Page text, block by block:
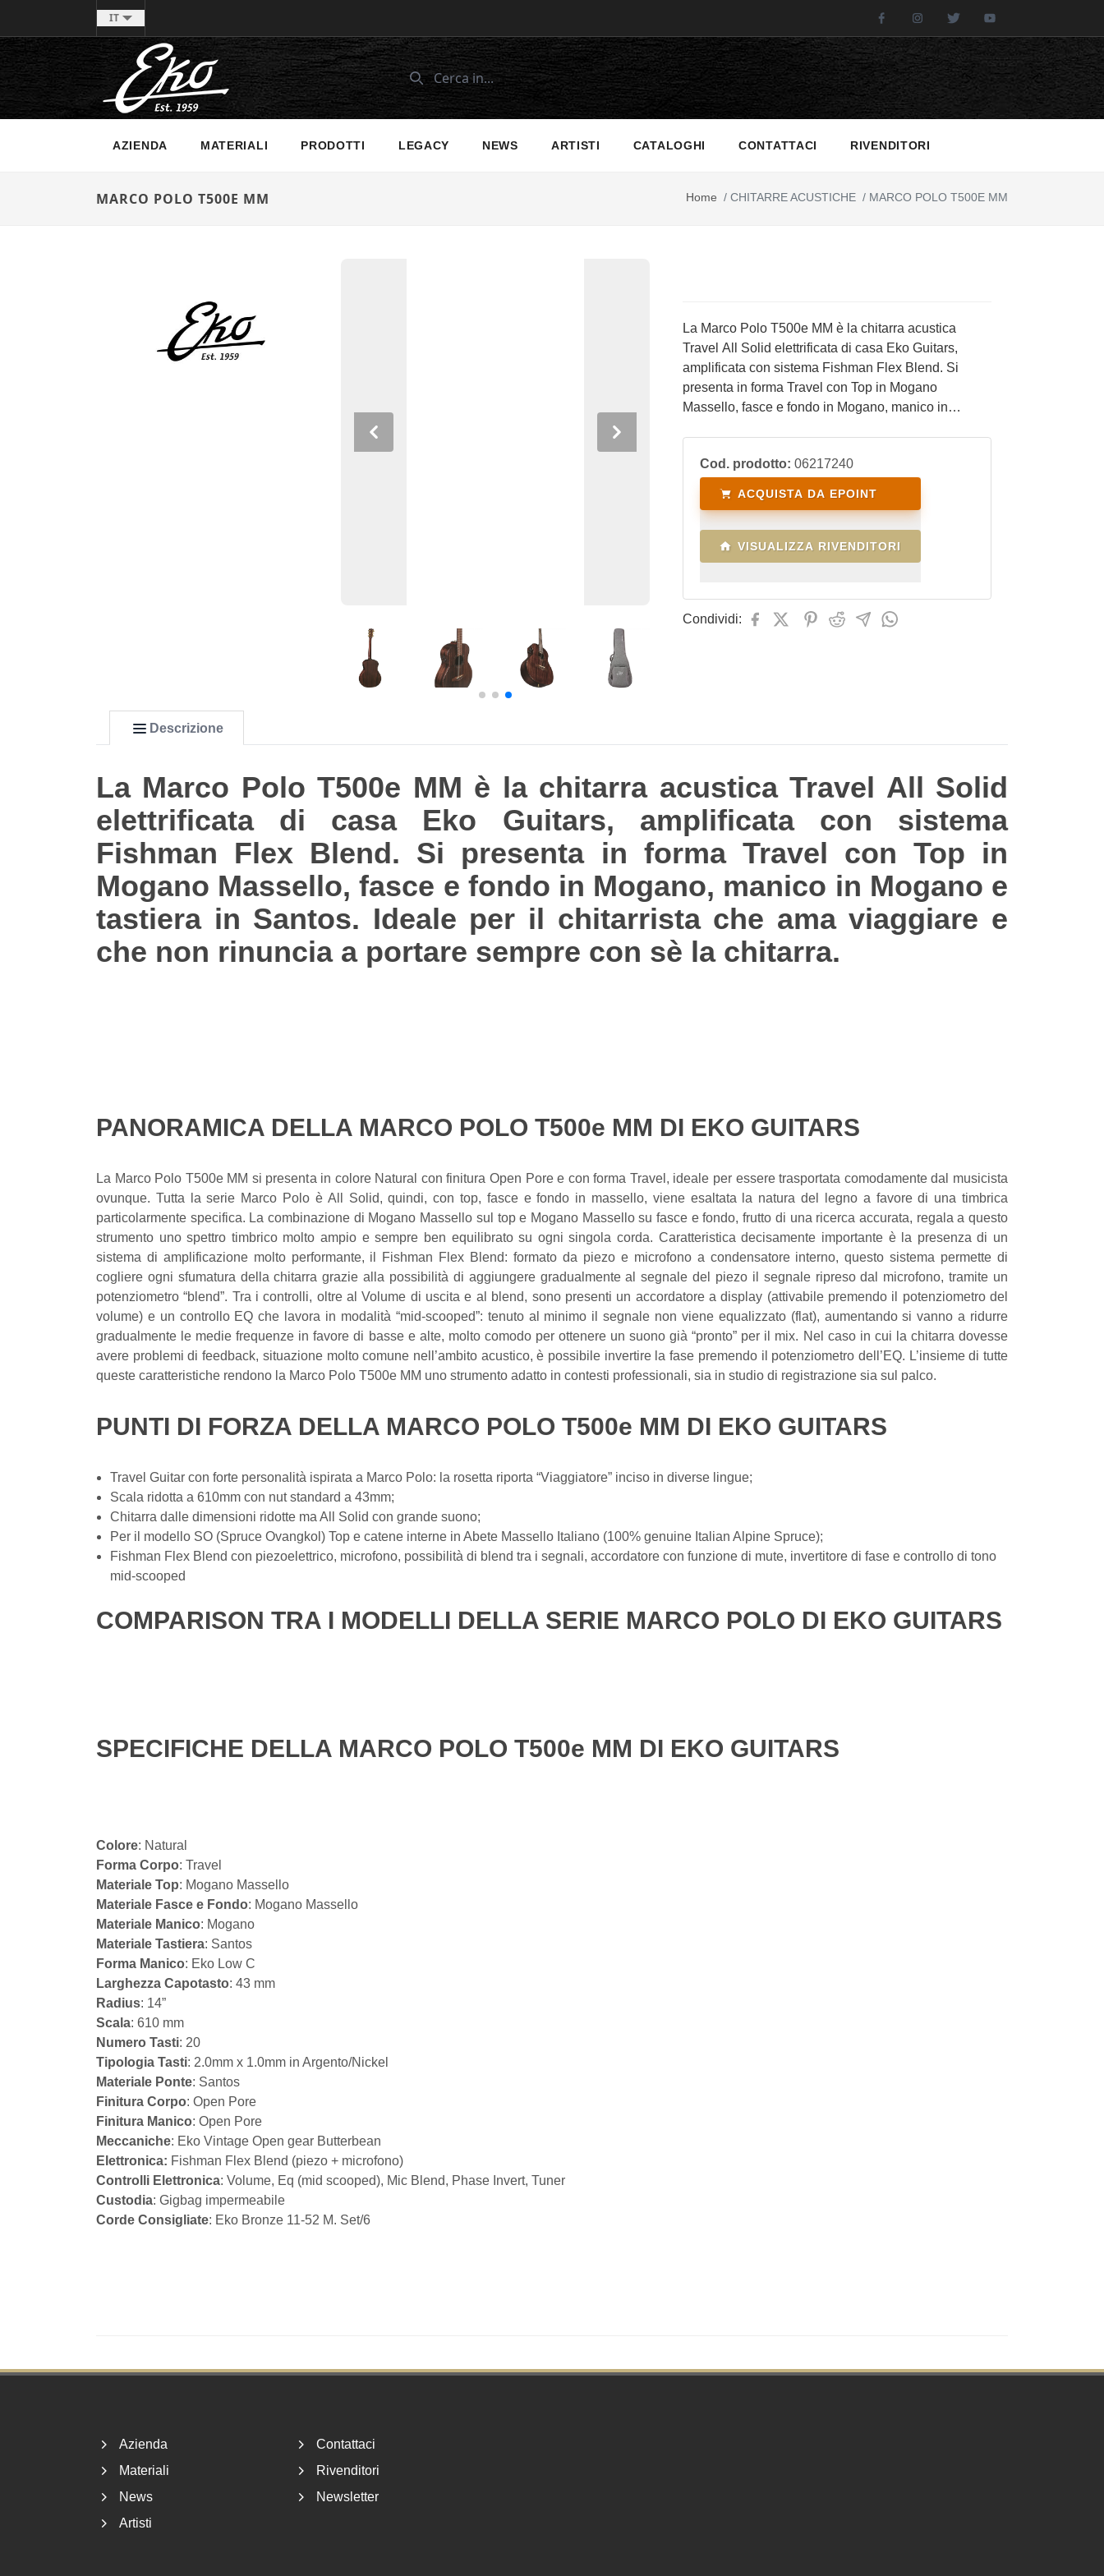
IT FacebookInstagramTwitter
AZIENDA MATERIALI PRODOTTI LEGACY NEWS ARTISTI CATALOGHI CONTATTACI RIVENDITORI
MARCO POLO T500E MM Home / CHITARRE ACUSTICHE / MARCO POLO T500E MM
Previous Next
La Marco Polo T500e MM è la chitarra acustica
Travel All Solid elettrificata di casa Eko Guitars,
amplificata con sistema Fishman Flex Blend. Si
presenta in forma Travel con Top in Mogano
Massello, fasce e fondo in Mogano, manico in
sempre con sè la chitarra.
Cod. prodotto: 06217240
ACQUISTA DA EPOINT
VISUALIZZA RIVENDITORI
Condividi:
Descrizione
La Marco Polo T500e MM è la chitarra acustica Travel All Solid
elettrificata di casa Eko Guitars, amplificata con sistema
Fishman Flex Blend. Si presenta in forma Travel con Top in
Mogano Massello, fasce e fondo in Mogano, manico in Mogano e
tastiera in Santos. Ideale per il chitarrista che ama viaggiare e
che non rinuncia a portare sempre con sè la chitarra.
PANORAMICA DELLA MARCO POLO T500e MM DI EKO GUITARS
La Marco Polo T500e MM si presenta in colore Natural con finitura Open Pore e con forma Travel, ideale per essere trasportata comodamente dal musicista
ovunque. Tutta la serie Marco Polo è All Solid, quindi, con top, fasce e fondo in massello, viene esaltata la natura del legno a favore di una timbrica
particolarmente specifica. La combinazione di Mogano Massello sul top e Mogano Massello su fasce e fondo, frutto di una ricerca accurata, regala a questo
strumento uno spettro timbrico molto ampio e sempre ben equilibrato su ogni singola corda. Caratteristica decisamente importante è la presenza di un
sistema di amplificazione molto performante, il Fishman Flex Blend: formato da piezo e microfono a condensatore interno, questo sistema permette di
cogliere ogni sfumatura della chitarra grazie alla possibilità di aggiungere gradualmente al segnale del piezo il segnale ripreso dal microfono, tramite un
potenziometro “blend”. Tra i controlli, oltre al Volume di uscita e al blend, sono presenti un accordatore a display (attivabile premendo il potenziometro del
volume) e un controllo EQ che lavora in modalità “mid-scooped”: tenuto al minimo il segnale non viene equalizzato (flat), aumentando si vanno a ridurre
gradualmente le medie frequenze in favore di basse e alte, molto comodo per ottenere un suono già “pronto” per il mix. Nel caso in cui la chitarra dovesse
avere problemi di feedback, situazione molto comune nell’ambito acustico, è possibile invertire la fase premendo il potenziometro dell’EQ. L’insieme di tutte
queste caratteristiche rendono la Marco Polo T500e MM uno strumento adatto in contesti professionali, sia in studio di registrazione sia sul palco.
PUNTI DI FORZA DELLA MARCO POLO T500e MM DI EKO GUITARS
Travel Guitar con forte personalità ispirata a Marco Polo: la rosetta riporta “Viaggiatore” inciso in diverse lingue;
Scala ridotta a 610mm con nut standard a 43mm;
Chitarra dalle dimensioni ridotte ma All Solid con grande suono;
Per il modello SO (Spruce Ovangkol) Top e catene interne in Abete Massello Italiano (100% genuine Italian Alpine Spruce);
Fishman Flex Blend con piezoelettrico, microfono, possibilità di blend tra i segnali, accordatore con funzione di mute, invertitore di fase e controllo di tono
mid-scooped
COMPARISON TRA I MODELLI DELLA SERIE MARCO POLO DI EKO GUITARS
SPECIFICHE DELLA MARCO POLO T500e MM DI EKO GUITARS
Colore: Natural
Forma Corpo: Travel
Materiale Top: Mogano Massello
Materiale Fasce e Fondo: Mogano Massello
Materiale Manico: Mogano
Materiale Tastiera: Santos
Forma Manico: Eko Low C
Larghezza Capotasto: 43 mm
Radius: 14”
Scala: 610 mm
Numero Tasti: 20
Tipologia Tasti: 2.0mm x 1.0mm in Argento/Nickel
Materiale Ponte: Santos
Finitura Corpo: Open Pore
Finitura Manico: Open Pore
Meccaniche: Eko Vintage Open gear Butterbean
Elettronica: Fishman Flex Blend (piezo + microfono)
Controlli Elettronica: Volume, Eq (mid scooped), Mic Blend, Phase Invert, Tuner
Custodia: Gigbag impermeabile
Corde Consigliate: Eko Bronze 11-52 M. Set/6
Azienda
Materiali
News
Artisti
Contattaci
Rivenditori
Newsletter